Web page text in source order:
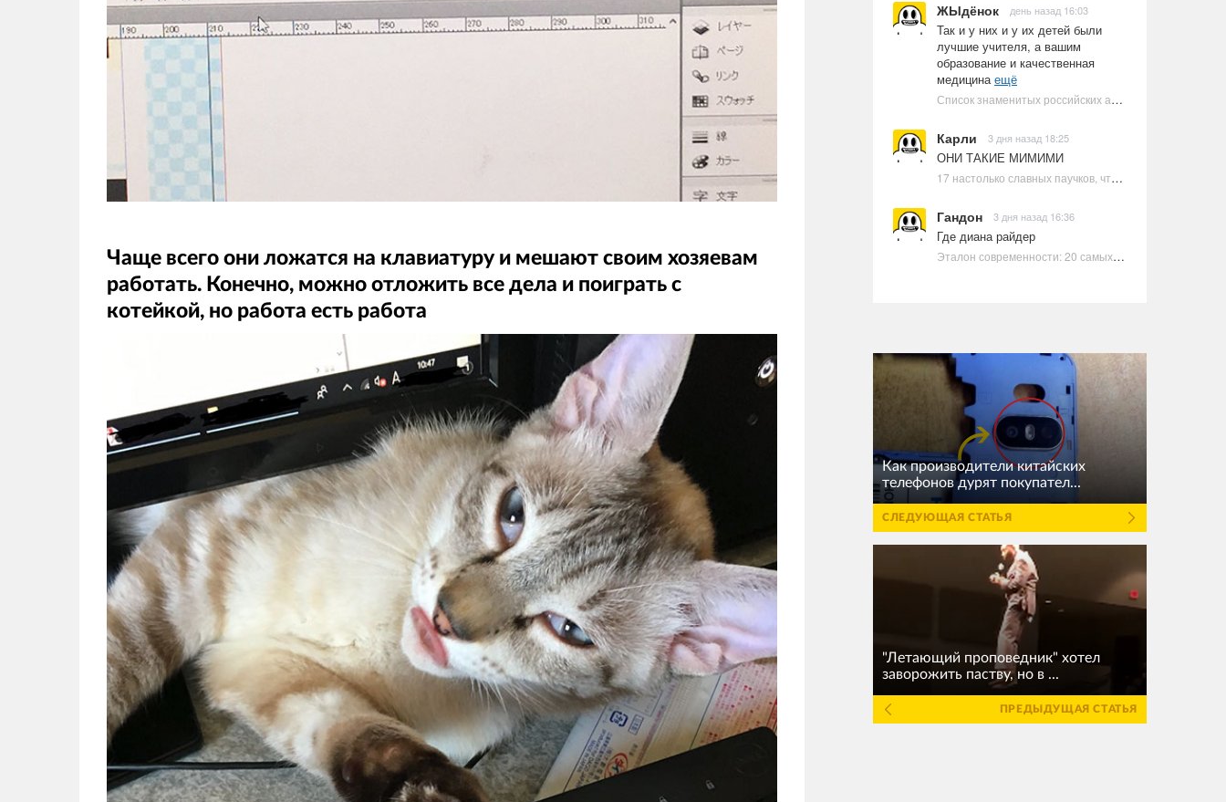
Чаще всего они ложатся на клавиатуру и мешают своим хозяевам
работать. Конечно, можно отложить все дела и поиграть с
котейкой, но работа есть работа
ЖЫдёнок день назад 16:03
Так и у них и у их детей были
лучшие учителя, а вашим
образование и качественная
медицинаещё
Список знаменитых российских артистов-евреев | Ультрамарин
Карли 3 дня назад 18:25
ОНИ ТАКИЕ МИМИМИ
17 настолько славных паучков, что даже у арахнофобов появится желание их погладить
Гандон 3 дня назад 16:36
Где диана райдер
Эталон современности: 20 самых красивых и привлекательных актрис Голливуда, по мнению Google | Ультрамарин
Как производители китайских
телефонов дурят покупател...
СЛЕДУЮЩАЯ СТАТЬЯ
"Летающий проповедник" хотел
заворожить паству, но в ...
ПРЕДЫДУЩАЯ СТАТЬЯ